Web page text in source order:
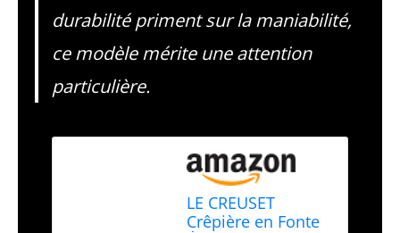
durabilité priment sur la maniabilité,
ce modèle mérite une attention
particulière.
LE CREUSET
Crêpière en Fonte